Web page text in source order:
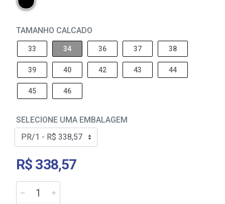
TAMANHO CALCADO
33 34 36 37 38
39 40 42 43 44
45 46
SELECIONE UMA EMBALAGEM
R$ 338,57